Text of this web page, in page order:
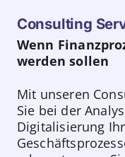
Consulting
Wenn
werden sollen
Mit unseren
Sie bei der
Digitalisierung